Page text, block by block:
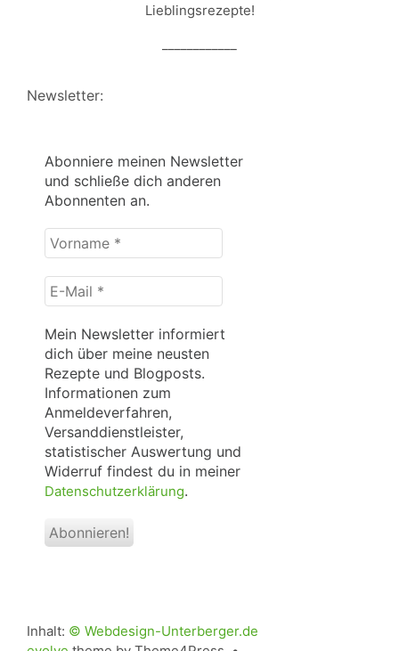
Lieblingsrezepte!
Newsletter:
Abonniere meinen Newsletter
und schließe dich anderen
Abonnenten an.
Vorname
*
E-
Mail
Mein Newsletter informiert
dich über meine neusten
Rezepte und Blogposts.
Informationen zum
Anmeldeverfahren,
Versanddienstleister,
statistischer Auswertung und
Widerruf findest du in meiner
Datenschutzerklärung.
Inhalt: © Webdesign-Unterberger.de